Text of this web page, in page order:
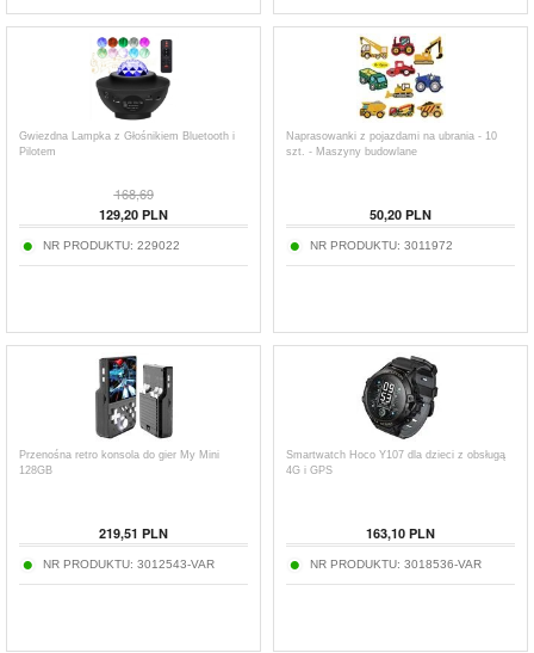
Gwiezdna Lampka z Głośnikiem Bluetooth i
Pilotem
168,69
129,20 PLN
NR PRODUKTU: 229022
Naprasowanki z pojazdami na ubrania - 10
szt. - Maszyny budowlane
50,20 PLN
NR PRODUKTU: 3011972
Przenośna retro konsola do gier My Mini
128GB
219,51 PLN
NR PRODUKTU: 3012543-VAR
Smartwatch Hoco Y107 dla dzieci z obsługą
4G i GPS
163,10 PLN
NR PRODUKTU: 3018536-VAR